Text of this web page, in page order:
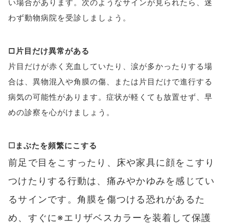
い場合があります。次のようなサインが見られたら、迷
わず動物病院を受診しましょう。
□片目だけ異常がある
片目だけが赤く充血していたり、涙が多かったりする場
合は、異物混入や角膜の傷、または片目だけで進行する
病気の可能性があります。症状が軽くても放置せず、早
めの診察を心がけましょう。
☐まぶたを頻繁にこする
前足で目をこすったり、床や家具に顔をこすり
つけたりする行動は、痛みやかゆみを感じてい
るサインです。角膜を傷つける恐れがあるた
め、すぐに※エリザベスカラーを装着して保護